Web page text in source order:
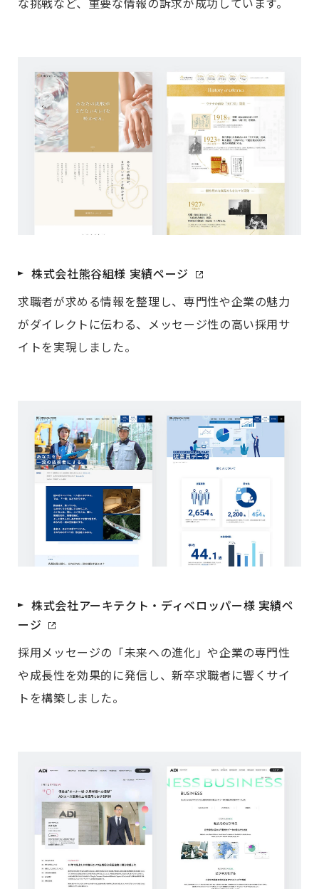
株式会社熊谷組様 実績ページ
求職者が求める情報を整理し、専門性や企業の魅力
がダイレクトに伝わる、メッセージ性の高い採用サ
イトを実現しました。
株式会社アーキテクト・ディベロッパー様 実績ペ
ージ
採用メッセージの「未来への進化」や企業の専門性
や成長性を効果的に発信し、新卒求職者に響くサイ
トを構築しました。